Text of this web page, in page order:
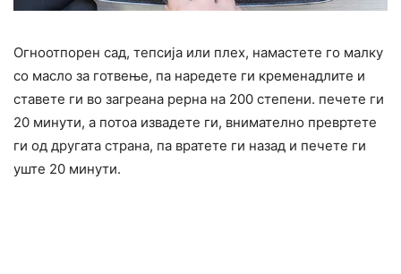
Огноотпорен сад, тепсија или плех, намастете го малку
со масло за готвење, па наредете ги кременадлите и
ставете ги во загреана рерна на 200 степени. печете ги
20 минути, а потоа извадете ги, внимателно превртете
ги од другата страна, па вратете ги назад и печете ги
уште 20 минути.